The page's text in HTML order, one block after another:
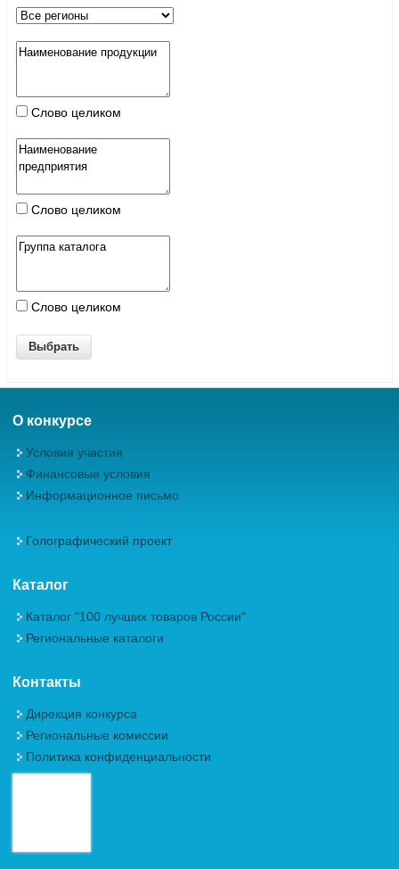
Слово целиком
Слово целиком
Слово целиком
О конкурсе
Условия участия
Финансовые условия
Информационное письмо
Голографический проект
Каталог
Каталог "100 лучших товаров России"
Региональные каталоги
Контакты
Дирекция конкурса
Региональные комиссии
Политика конфиденциальности